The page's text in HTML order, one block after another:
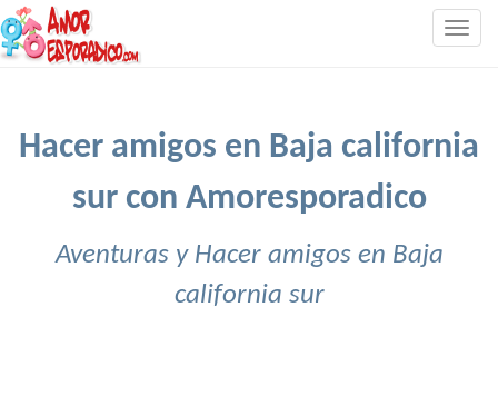
Hacer amigos en Baja california
sur con Amoresporadico
Aventuras y Hacer amigos en Baja
california sur